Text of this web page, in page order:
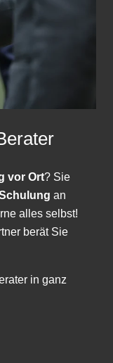
vor Ort? Sie
an
alles selbst!
berät Sie
in ganz